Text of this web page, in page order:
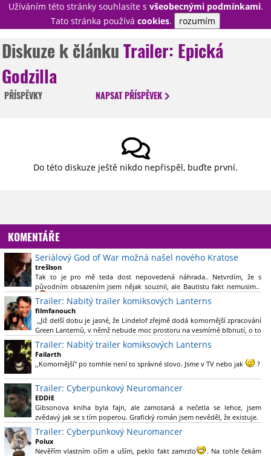
Užíváním této stránky souhlasíte s všeobecnými podmínkami.
Tato stránka používá cookies. rozumím
PŘIHLÁSIT
NOVINKY
TÉMATA
Diskuze k článkuTrailer: Epická
Godzilla
PŘÍSPĚVKY NAPSATPŘÍSPĚVEK
Do této diskuze ještě nikdo nepřispěl, buďte první.
KOMENTÁŘE
Seriálový God of War možná našel nového Kratose
trešlson
Tak to je pro mě teda dost nepovedená náhrada.. Netvrdím, že s
původním obsazením jsem nějak souznil, ale Bautistu fakt nemusim..
Trailer: Nabitý trailer komiksových Lanterns
filmfanouch
,,Již delší dobu je jasné, že Lindelof zřejmě dodá komornější zpracování
Green Lanternů, v němž nebude moc prostoru na vesmírné blbnutí, o to
více se ovšem bude moci nová adaptace odprostit třeba od filmového
Green Lanterna s Ryanem Reynoldsem.´´ Co je na tom
nesrozumitelného?
Trailer: Nabitý trailer komiksových Lanterns
Failarth
,,Komornější" po tomhle není to správné slovo. Jsme v TV nebo jak
?
Nebál bych se říct, že to vypadá skvěle jak po stránce kvantity materiálu,
tak i formou.
Výběr Ulricha Tomsena pro mě velké překvapení a velmi zajímavá volba
bravo.
Chandler je lepší a lepší s každou novou scénou.
Komiksy to mají ted´těžké, paradoxně tomu škodí to všechno kolem
Trailer: Cyberpunkový Neuromancer
EDDIE
Gibsonova kniha byla fajn, ale zamotaná a nečetla se lehce, jsem
zvědavý jak se s tím poperou. Grafický román jsem nevěděl, že existuje.
Trailer: Cyberpunkový Neuromancer
Polux
Nevěřím vlastním očím a uším, peklo fakt zamrzlo
. Na tohle čekám